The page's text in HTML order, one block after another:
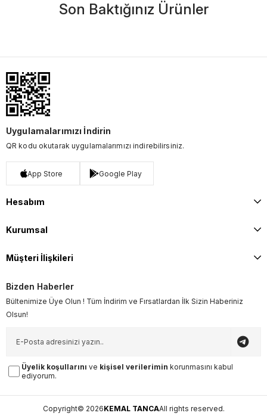
Son Baktığınız Ürünler
Uygulamalarımızı İndirin
QR kodu okutarak uygulamalarımızı indirebilirsiniz.
App Store Google Play
Hesabım
Kurumsal
Müşteri İlişkileri
Bizden Haberler
Bültenimize Üye Olun ! Tüm İndirim ve Fırsatlardan İlk Sizin Haberiniz
Olsun!
Üyelik koşullarını ve kişisel verilerimin korunmasını kabul
ediyorum.
Copyright© 2026KEMAL TANCAAll rights reserved.